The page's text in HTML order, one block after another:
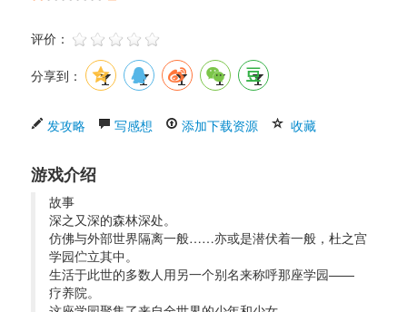
评价：
分享到：
发攻略 写感想 添加下载资源 收藏
游戏介绍
故事
深之又深的森林深处。
仿佛与外部世界隔离一般……亦或是潜伏着一般，杜之宫
学园伫立其中。
生活于此世的多数人用另一个别名来称呼那座学园——
疗养院。